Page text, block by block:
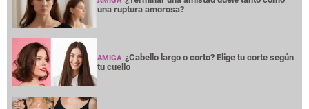
una ruptura amorosa?
AMIGA ¿Cabello largo o corto? Elige tu corte según
tu cuello